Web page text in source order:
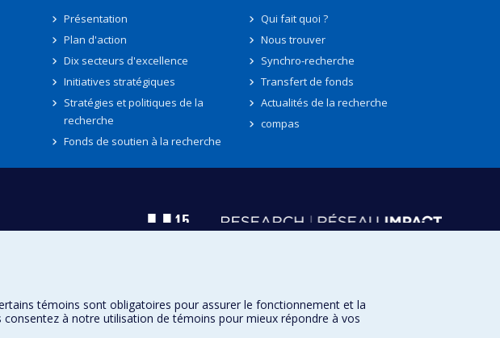
Présentation
Plan d'action
Dix secteurs d'excellence
Initiatives stratégiques
Stratégies et politiques de la
recherche
Fonds de soutien à la recherche
Qui fait quoi ?
Nous trouver
Synchro-recherche
Transfert de fonds
Actualités de la recherche
compas
témoins sont obligatoires pour assurer le fonctionnement et la
à notre utilisation de témoins pour mieux répondre à vos